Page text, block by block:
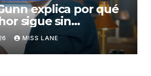
explica por qué
sigue sin
la identidad secreta
MISS LANE